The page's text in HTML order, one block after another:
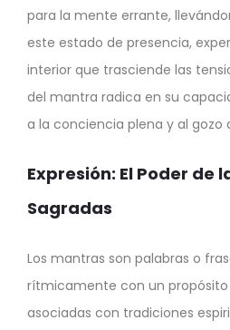
para la mente errante,
este estado de presencia,
interior que trasciende las
del mantra radica en su
a la conciencia plena y al
Expresión: El Poder de
Sagradas
Los mantras son palabras o
rítmicamente con un
asociadas con tradiciones